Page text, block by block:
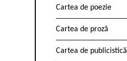
Cartea de poezie
Cartea de proză
Cartea de publicistică